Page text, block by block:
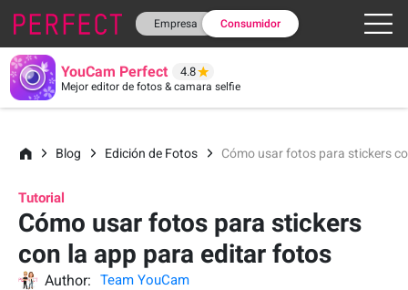
Empresa Consumidor
YouCam Perfect 4.8
Mejor editor de fotos & camara selfie
Blog Edición de Fotos Cómo usar fotos para stickers
Tutorial
Cómo usar fotos para stickers
con la app para editar fotos
Author:
Team YouCam